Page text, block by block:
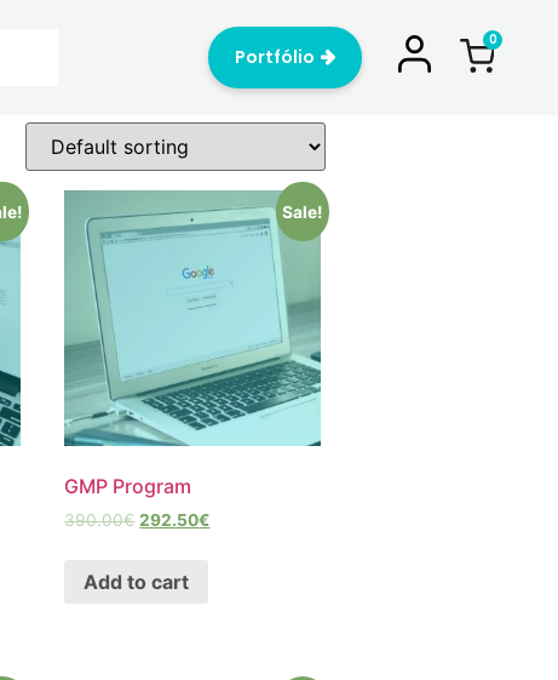
Portfólio
Sale!
GMP Program
390.00€ 292.50€
Add to cart